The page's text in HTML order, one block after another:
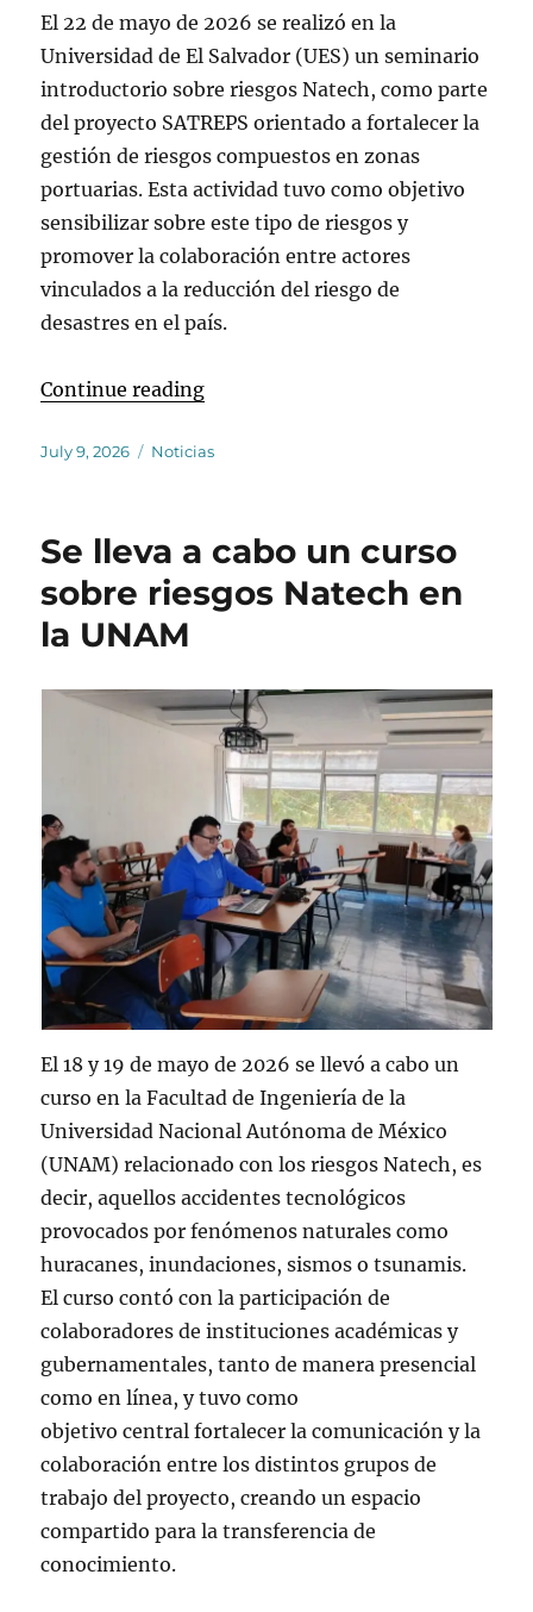
El 22 de mayo de 2026 se realizó en la
Universidad de El Salvador (UES) un seminario
introductorio sobre riesgos Natech, como parte
del proyecto SATREPS orientado a fortalecer la
gestión de riesgos compuestos en zonas
portuarias. Esta actividad tuvo como objetivo
sensibilizar sobre este tipo de riesgos y
promover la colaboración entre actores
vinculados a la reducción del riesgo de
desastres en el país.
Continue reading“Se realiza un seminario
Posted
July 9, 2026 Categories
Noticias
Se lleva a cabo un curso
sobre riesgos Natech en
la UNAM
El 18 y 19 de mayo de 2026 se llevó a cabo un
curso en la Facultad de Ingeniería de la
Universidad Nacional Autónoma de México
(UNAM) relacionado con los riesgos Natech, es
decir, aquellos accidentes tecnológicos
provocados por fenómenos naturales como
huracanes, inundaciones, sismos o tsunamis.
El curso contó con la participación de
colaboradores de instituciones académicas y
gubernamentales, tanto de manera presencial
como en línea, y tuvo como
objetivo central fortalecer la comunicación y la
colaboración entre los distintos grupos de
trabajo del proyecto, creando un espacio
compartido para la transferencia de
conocimiento.